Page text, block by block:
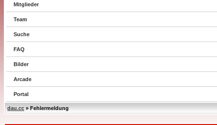
Mitglieder
Team
Suche
FAQ
Bilder
Arcade
Portal
dau.cc » Fehlermeldung